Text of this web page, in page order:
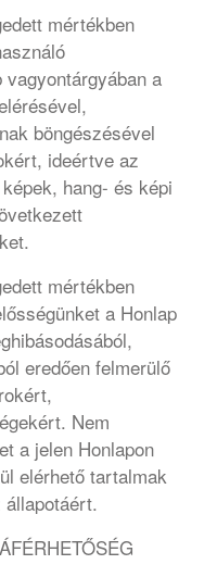
mértékben
a
böngészésével
ideértve az
hang- és képi
mértékben
a Honlap
eredően felmerülő
Nem
a jelen Honlapon
elérhető tartalmak